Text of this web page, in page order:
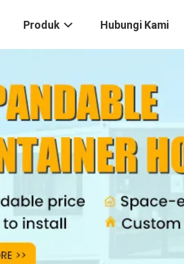
Produk Hubungi Kami